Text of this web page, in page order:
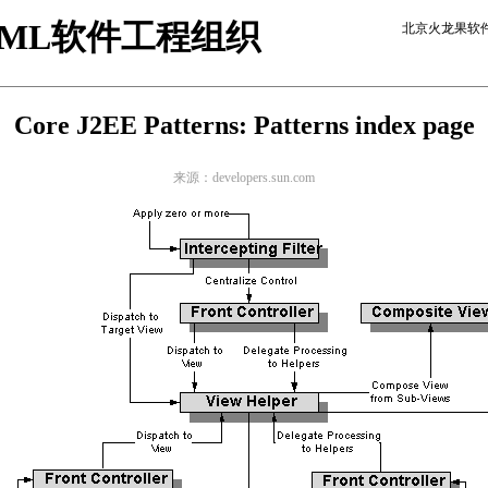
软件工程组织 北京火龙果软
Core J2EE Patterns: Patterns index page
来源：developers.sun.com